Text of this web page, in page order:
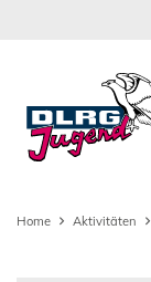
Home Aktivitäten